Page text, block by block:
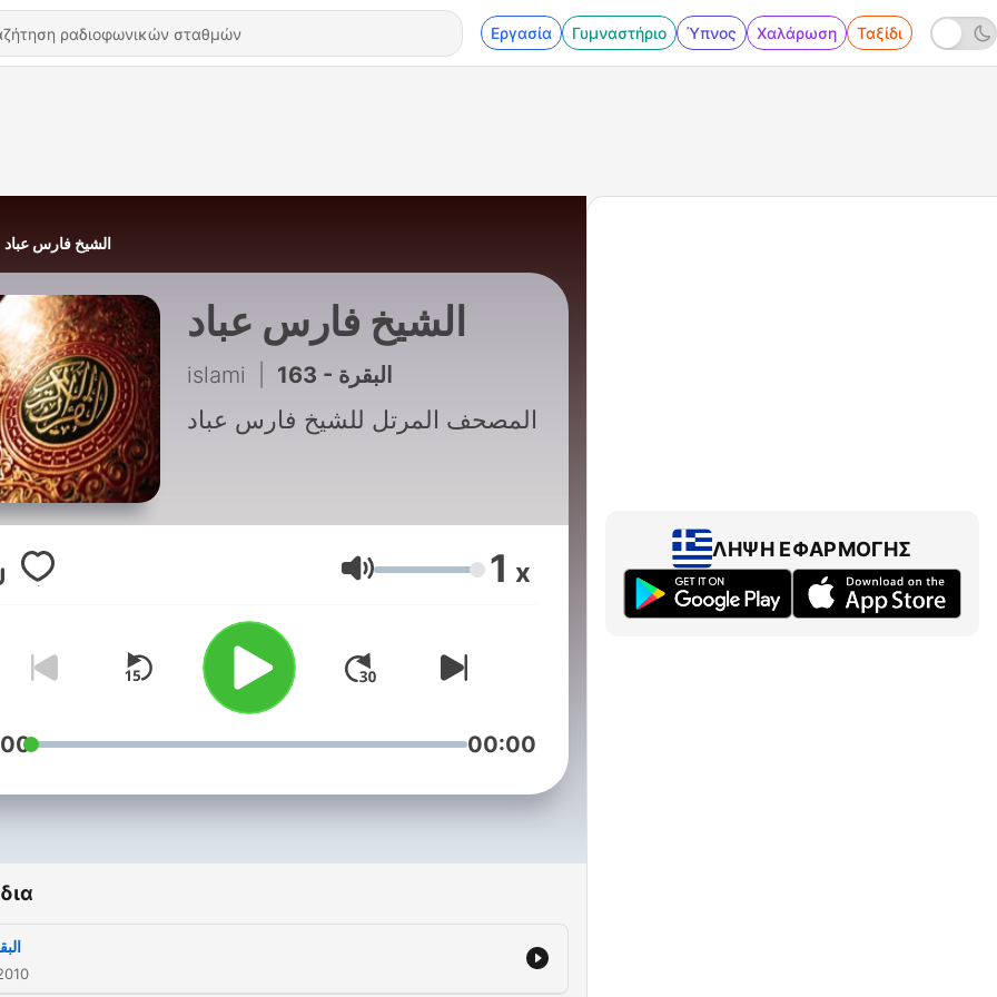
Εργασία Γυμναστήριο Ύπνος Χαλάρωση Ταξίδι
الشيخ فارس عباد
الشيخ فارس عباد
islami 163 - البقرة
المصحف المرتل للشيخ فارس عباد
Ένταση 1 x
00:00
ΛΉΨΗ ΕΦΑΡΜΟΓΉΣ